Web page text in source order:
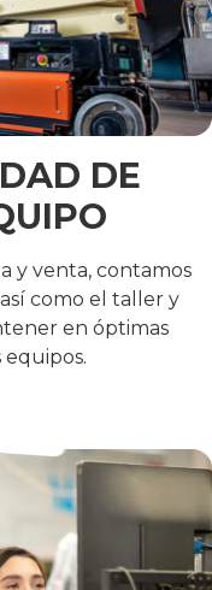
DE
y venta, contamos
como el taller y
en óptimas